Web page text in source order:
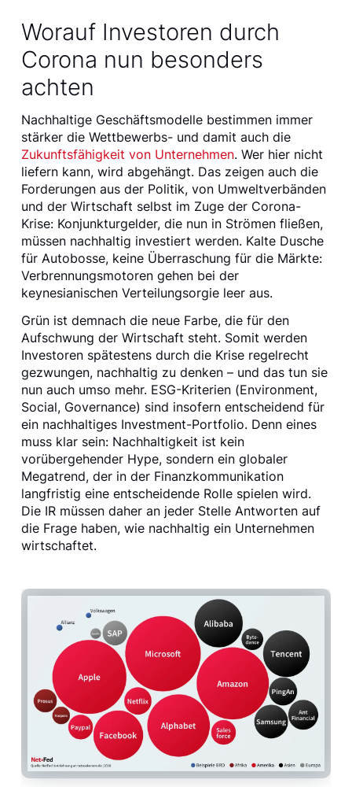
Worauf Investoren durch
Corona nun besonders
achten
Nachhaltige Geschäftsmodelle bestimmen immer
stärker die Wettbewerbs- und damit auch die
Zukunftsfähigkeit von Unternehmen. Wer hier nicht
liefern kann, wird abgehängt. Das zeigen auch die
Forderungen aus der Politik, von Umweltverbänden
und der Wirtschaft selbst im Zuge der Corona-
Krise: Konjunkturgelder, die nun in Strömen fließen,
müssen nachhaltig investiert werden. Kalte Dusche
für Autobosse, keine Überraschung für die Märkte:
Verbrennungsmotoren gehen bei der
keynesianischen Verteilungsorgie leer aus.
Grün ist demnach die neue Farbe, die für den
Aufschwung der Wirtschaft steht. Somit werden
Investoren spätestens durch die Krise regelrecht
gezwungen, nachhaltig zu denken – und das tun sie
nun auch umso mehr. ESG-Kriterien (Environment,
Social, Governance) sind insofern entscheidend für
ein nachhaltiges Investment-Portfolio. Denn eines
muss klar sein: Nachhaltigkeit ist kein
vorübergehender Hype, sondern ein globaler
Megatrend, der in der Finanzkommunikation
langfristig eine entscheidende Rolle spielen wird.
Die IR müssen daher an jeder Stelle Antworten auf
die Frage haben, wie nachhaltig ein Unternehmen
wirtschaftet.